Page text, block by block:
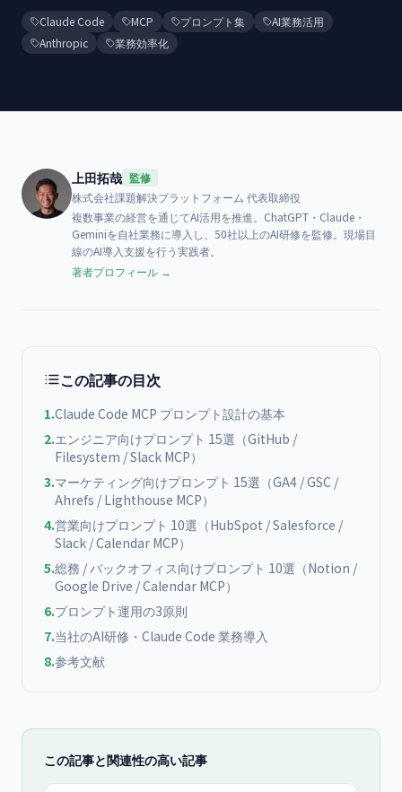
Claude Code MCP プロンプト集
AI業務活用
Anthropic
業務効率化
上田拓哉 監修
株式会社課題解決プラットフォーム 代表取締役
複数事業の経営を通じてAI活用を推進。ChatGPT・Claude・
Geminiを自社業務に導入し、50社以上のAI研修を監修。現場目
線のAI導入支援を行う実践者。
著者プロフィール →
この記事の目次
1.Claude Code MCP プロンプト設計の基本
2.エンジニア向けプロンプト 15選（GitHub /
Filesystem / Slack MCP）
3.マーケティング向けプロンプト 15選（GA4 / GSC /
Ahrefs / Lighthouse MCP）
4.営業向けプロンプト 10選（HubSpot / Salesforce /
Slack / Calendar MCP）
5.総務 / バックオフィス向けプロンプト 10選（Notion /
Google Drive / Calendar MCP）
6.プロンプト運用の3原則
7.当社のAI研修・Claude Code 業務導入
8.参考文献
この記事と関連性の高い記事